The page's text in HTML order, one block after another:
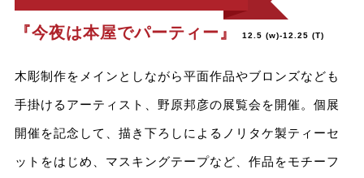
『今夜は本屋でパーティー』 12.5 (w)-12.25 (T)
木彫制作をメインとしながら平面作品やブロンズなども
手掛けるアーティスト、野原邦彦の展覧会を開催。個展
開催を記念して、描き下ろしによるノリタケ製ティーセ
ットをはじめ、マスキングテープなど、作品をモチーフ